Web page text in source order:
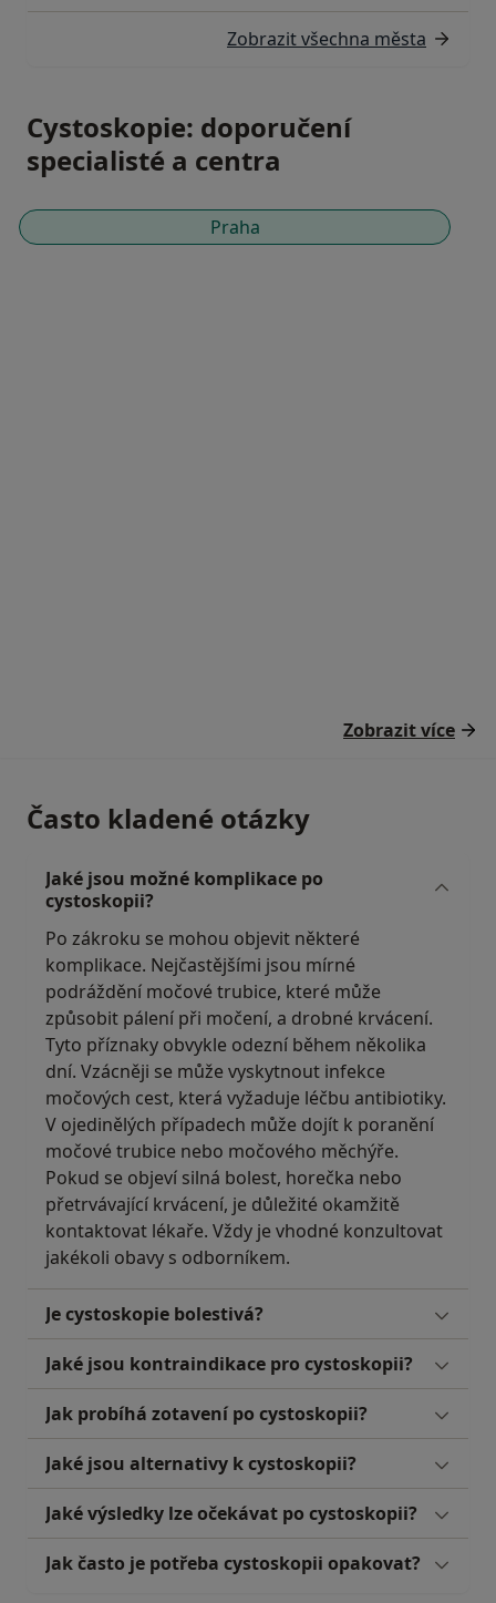
Zobrazit všechna města
Cystoskopie: doporučení
specialisté a centra
Praha
Zobrazit více
Často kladené otázky
Jaké jsou možné komplikace po
cystoskopii?
Po zákroku se mohou objevit některé
komplikace. Nejčastějšími jsou mírné
podráždění močové trubice, které může
způsobit pálení při močení, a drobné krvácení.
Tyto příznaky obvykle odezní během několika
dní. Vzácněji se může vyskytnout infekce
močových cest, která vyžaduje léčbu antibiotiky.
V ojedinělých případech může dojít k poranění
močové trubice nebo močového měchýře.
Pokud se objeví silná bolest, horečka nebo
přetrvávající krvácení, je důležité okamžitě
kontaktovat lékaře. Vždy je vhodné konzultovat
jakékoli obavy s odborníkem.
Je cystoskopie bolestivá?
Jaké jsou kontraindikace pro cystoskopii?
Jak probíhá zotavení po cystoskopii?
Jaké jsou alternativy k cystoskopii?
Jaké výsledky lze očekávat po cystoskopii?
Jak často je potřeba cystoskopii opakovat?